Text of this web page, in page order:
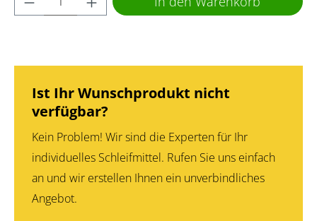
Ist Ihr Wunschprodukt nicht
verfügbar?
Kein Problem! Wir sind die Experten für Ihr
individuelles Schleifmittel. Rufen Sie uns einfach
an und wir erstellen Ihnen ein unverbindliches
Angebot.